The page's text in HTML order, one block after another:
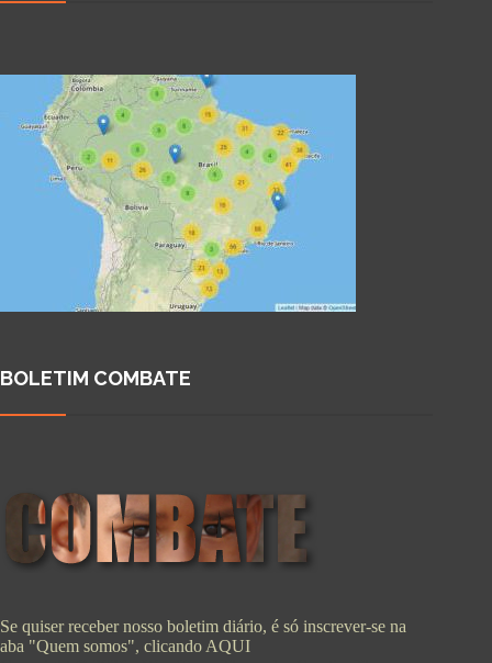
BOLETIM COMBATE
Se quiser receber nosso boletim diário, é só inscrever-se na
aba "Quem somos", clicando AQUI